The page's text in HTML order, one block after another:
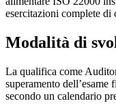
esercitazioni complete di
Modalità di
La qualifica come
superamento
secondo un calendario